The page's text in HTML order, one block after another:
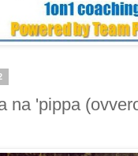
na 'pippa